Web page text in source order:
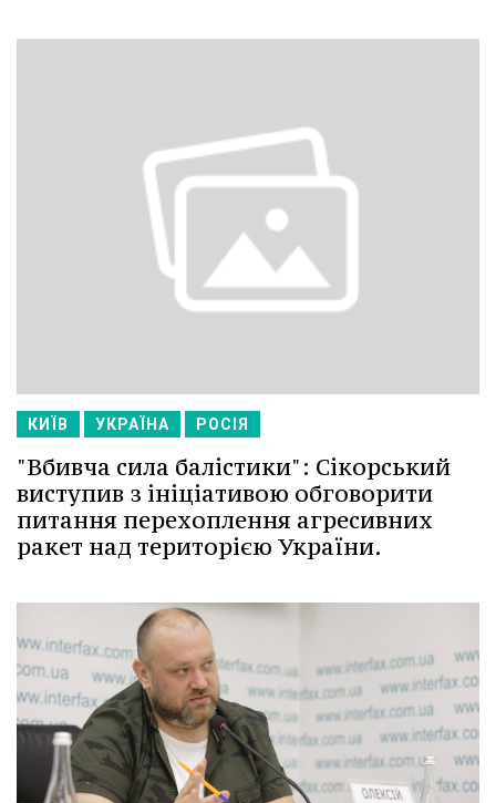
КИЇВ УКРАЇНА РОСІЯ
"Вбивча сила балістики": Сікорський
виступив з ініціативою обговорити
питання перехоплення агресивних
ракет над територією України.